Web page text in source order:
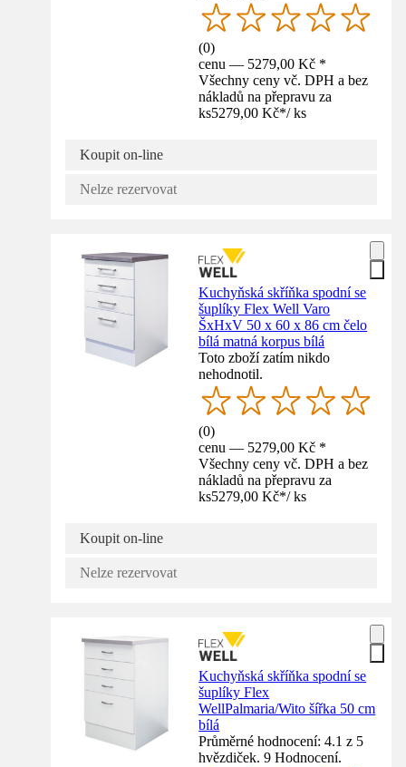
(0)
cenu — 5279,00 Kč *
Všechny ceny vč. DPH a bez
nákladů na přepravu za
ks5279,00 Kč*/ ks
Koupit on-line
Nelze rezervovat
Kuchyňská skříňka spodní se
šuplíky Flex Well Varo
ŠxHxV 50 x 60 x 86 cm čelo
bílá matná korpus bílá
Toto zboží zatím nikdo
nehodnotil.
(0)
cenu — 5279,00 Kč *
Všechny ceny vč. DPH a bez
nákladů na přepravu za
ks5279,00 Kč*/ ks
Koupit on-line
Nelze rezervovat
Kuchyňská skříňka spodní se
šuplíky Flex
WellPalmaria/Wito šířka 50 cm
bílá
Průměrné hodnocení: 4.1 z 5
hvězdiček. 9 Hodnocení.